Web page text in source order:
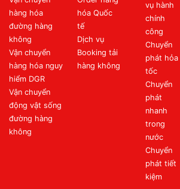
hàng hóa
đường hàng
không
Vận chuyển
hàng hóa nguy
hiểm DGR
Vận chuyển
động vật sống
đường hàng
không
hóa Quốc
tế
Dịch vụ
Booking tải
hàng không
vụ hành
chính
công
Chuyển
phát hỏa
tốc
Chuyển
phát
nhanh
trong
nước
Chuyển
phát tiết
kiệm